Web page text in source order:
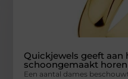
Quickjewels geeft aan
schoongemaakt
Een aantal dames